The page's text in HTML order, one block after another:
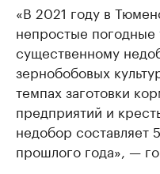
«В 2021 году в
непростые погодные
существенному
зернобобовых
темпах заготовки
предприятий и
недобор составляет
прошлого года», —